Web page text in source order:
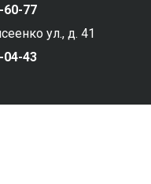
60-77
ул., д. 41
04-43